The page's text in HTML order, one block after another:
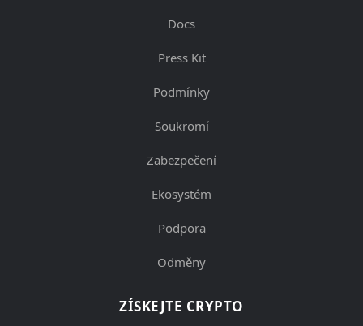
Docs
Press Kit
Podmínky
Soukromí
Zabezpečení
Ekosystém
Podpora
Odměny
ZÍSKEJTE CRYPTO